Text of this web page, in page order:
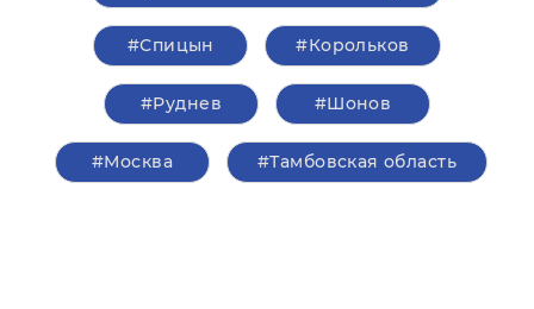
#Спицын #Корольков
#Руднев #Шонов
#Москва #Тамбовская область